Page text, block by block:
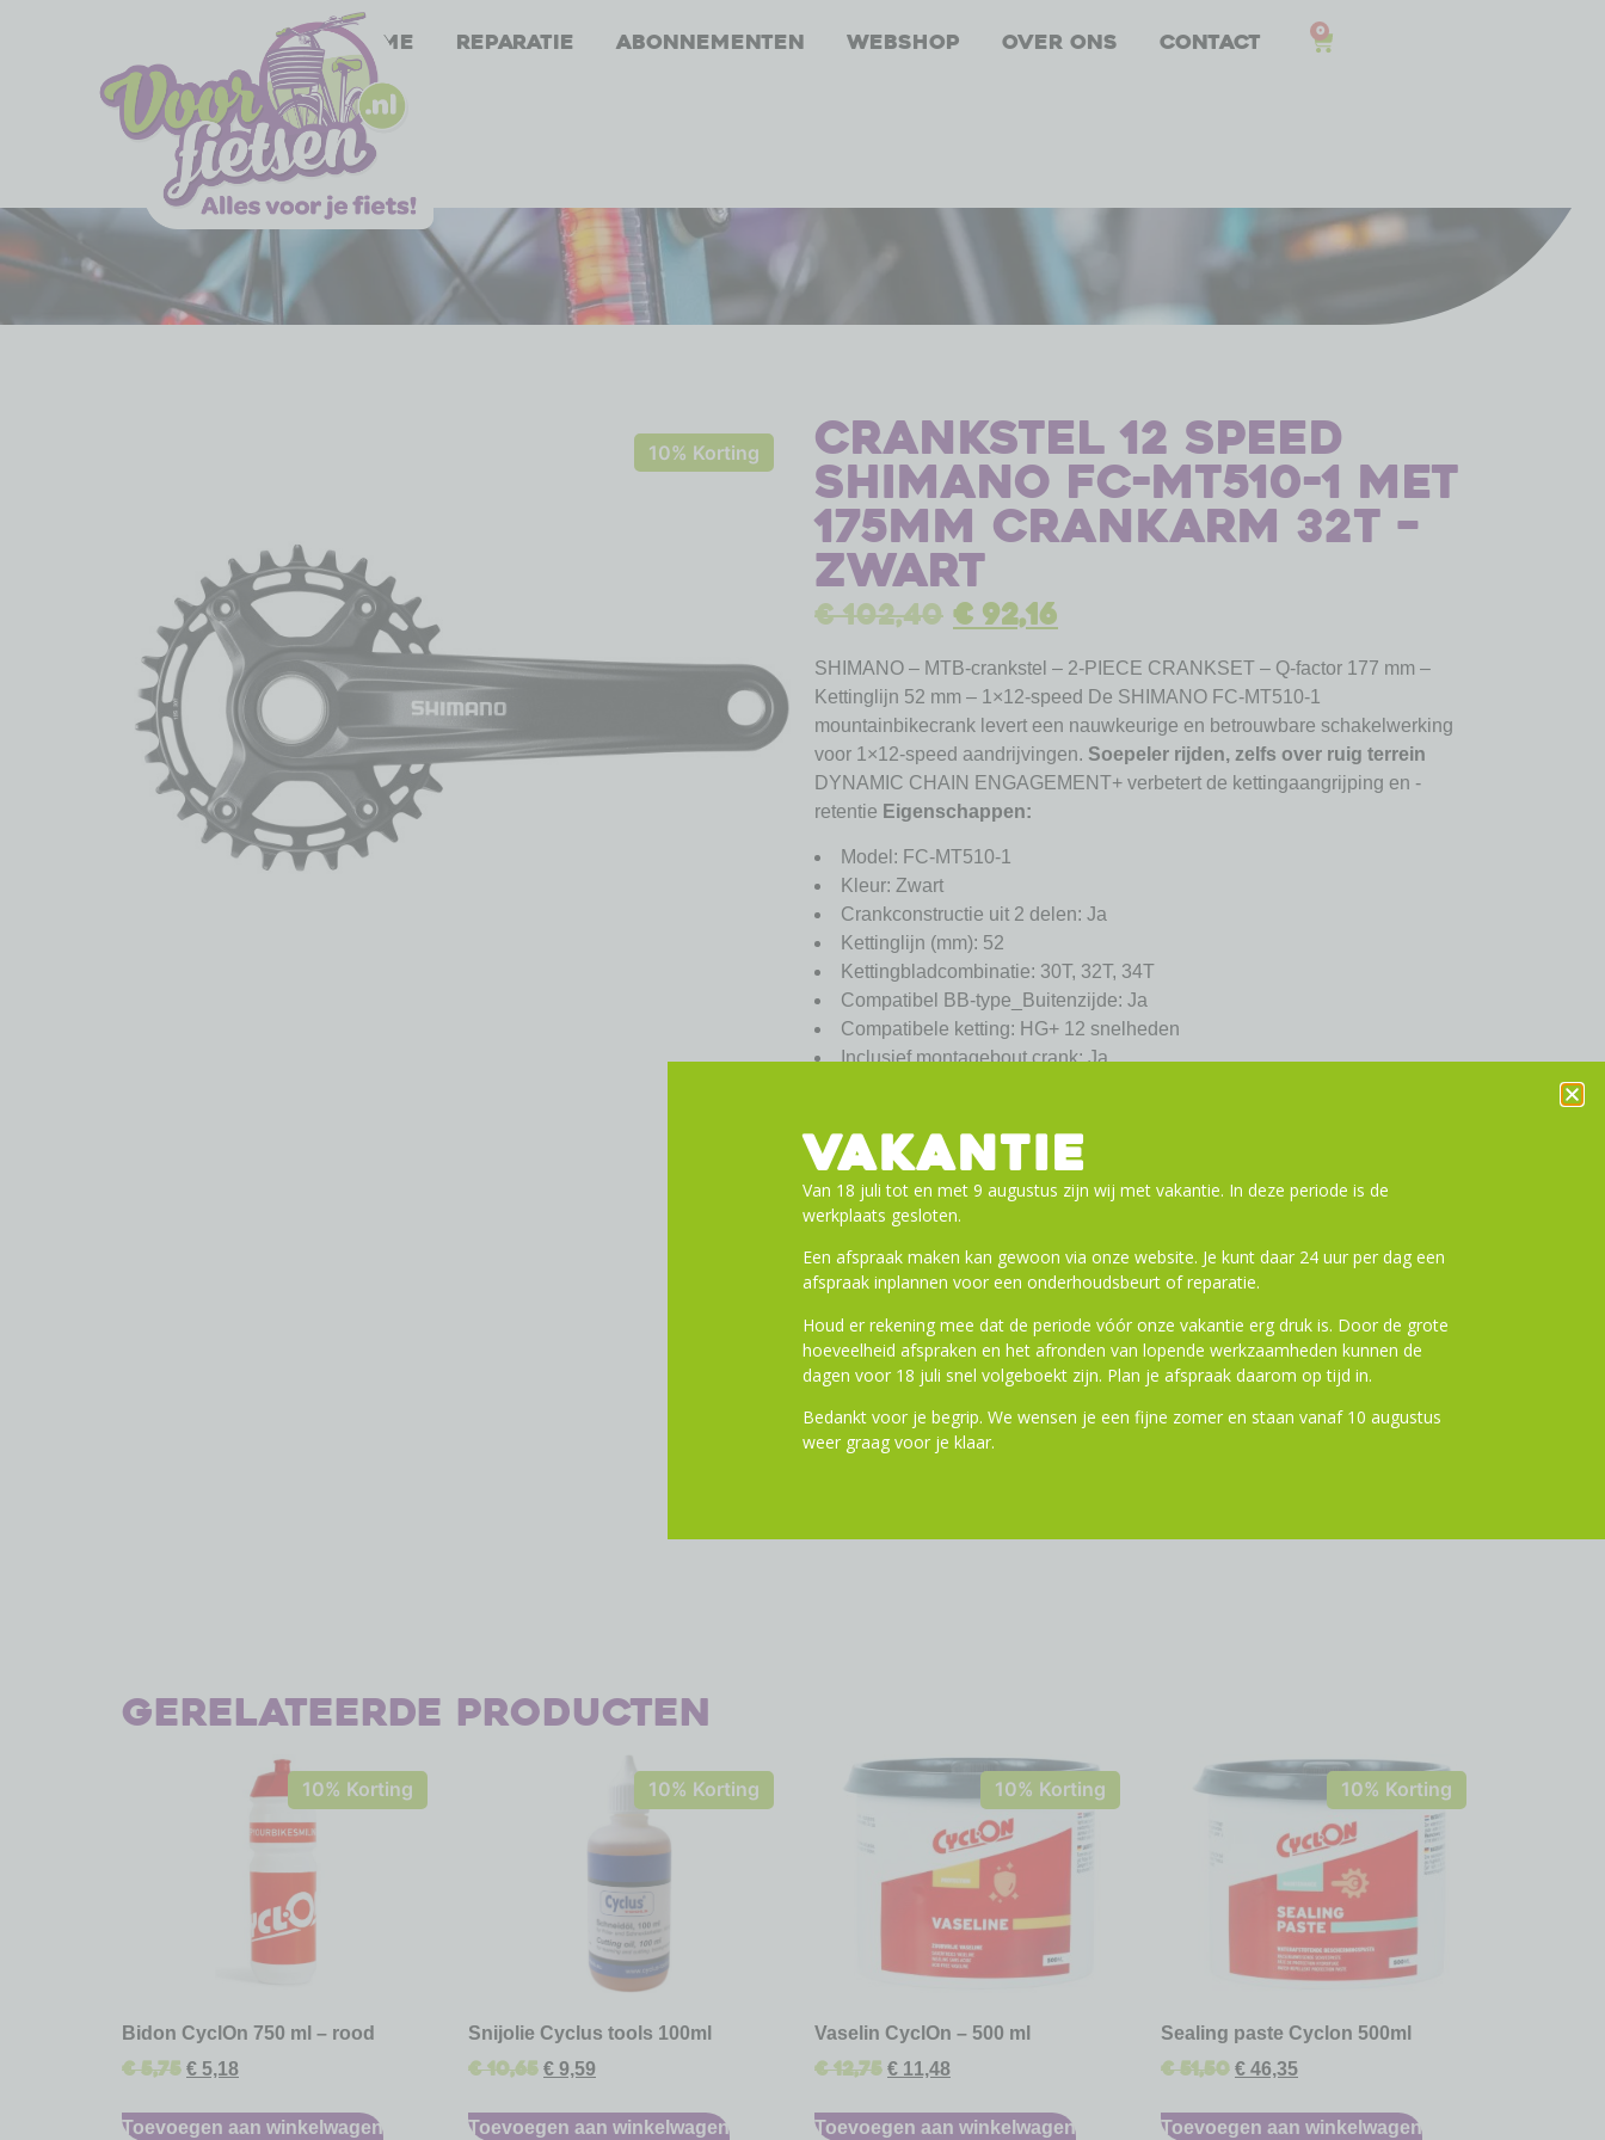
Home Reparatie Abonnementen Webshop Over ons Contact 0
10% Korting Crankstel 12 speed
Shimano FC-MT510-1 met
175mm crankarm 32T –
zwart
€102,40 €92,16
SHIMANO – MTB-crankstel – 2-PIECE CRANKSET – Q-factor 177 mm –
Kettinglijn 52 mm – 1×12-speed De SHIMANO FC-MT510-1
mountainbikecrank levert een nauwkeurige en betrouwbare schakelwerking
voor 1×12-speed aandrijvingen. Soepeler rijden, zelfs over ruig terrein
DYNAMIC CHAIN ENGAGEMENT+ verbetert de kettingaangrijping en -
retentie Eigenschappen:
Model: FC-MT510-1
Kleur: Zwart
Crankconstructie uit 2 delen: Ja
Kettinglijn (mm): 52
Kettingbladcombinatie: 30T, 32T, 34T
Compatibel BB-type_Buitenzijde: Ja
Compatibele ketting: HG+ 12 snelheden
Inclusief montagebout crank: Ja
Optionele kettingkast_Zonder kettingbeschermer/beschermrand: Ja
BCD (mm): 96
Versnellingen achter: 12
Aanbevolen BB_Pressfit: BB-MT500-PA
Aanbevolen BB_Met schroefdraad (normaal): SM-BB52
Breedte BB-unit met schroefdraad_68 mm: Ja
Breedte BB-unit met schroefdraad_73 mm: Ja
Q-factor (mm) : 177
Toevoegen aan winkelwagen
Gerelateerde producten
10% Korting
Bidon CyclOn 750 ml – rood
€5,75 € 5,18
Toevoegen aan winkelwagen
10% Korting
Snijolie Cyclus tools 100ml
€10,65 € 9,59
Toevoegen aan winkelwagen
10% Korting
Vaselin CyclOn – 500 ml
€12,75 € 11,48
Toevoegen aan winkelwagen
10% Korting
Sealing paste Cyclon 500ml
€51,50 € 46,35
Toevoegen aan winkelwagen
VAKANTIE
Van 18 juli tot en met 9 augustus zijn wij met vakantie. In deze periode is de
werkplaats gesloten.
Een afspraak maken kan gewoon via onze website. Je kunt daar 24 uur per dag een
afspraak inplannen voor een onderhoudsbeurt of reparatie.
Houd er rekening mee dat de periode vóór onze vakantie erg druk is. Door de grote
hoeveelheid afspraken en het afronden van lopende werkzaamheden kunnen de
dagen voor 18 juli snel volgeboekt zijn. Plan je afspraak daarom op tijd in.
Bedankt voor je begrip. We wensen je een fijne zomer en staan vanaf 10 augustus
weer graag voor je klaar.